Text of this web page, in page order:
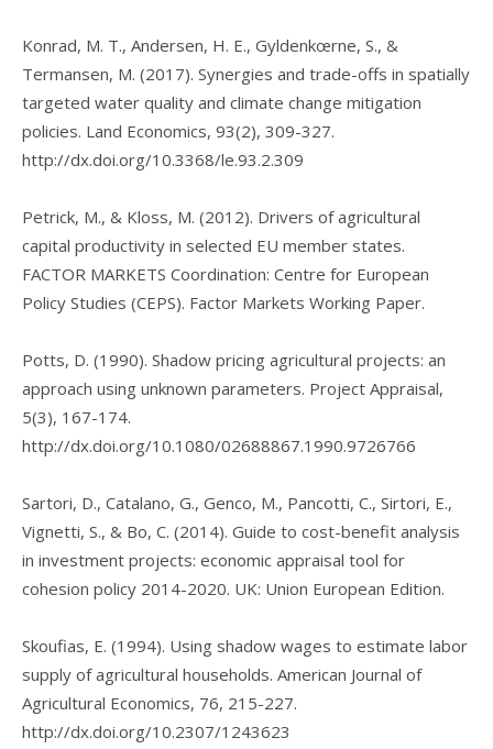
Konrad, M. T., Andersen, H. E., Gyldenkœrne, S., &
Termansen, M. (2017). Synergies and trade-offs in spatially
targeted water quality and climate change mitigation
policies. Land Economics, 93(2), 309-327.
http://dx.doi.org/10.3368/le.93.2.309
Petrick, M., & Kloss, M. (2012). Drivers of agricultural
capital productivity in selected EU member states.
FACTOR MARKETS Coordination: Centre for European
Policy Studies (CEPS). Factor Markets Working Paper.
Potts, D. (1990). Shadow pricing agricultural projects: an
approach using unknown parameters. Project Appraisal,
5(3), 167-174.
http://dx.doi.org/10.1080/02688867.1990.9726766
Sartori, D., Catalano, G., Genco, M., Pancotti, C., Sirtori, E.,
Vignetti, S., & Bo, C. (2014). Guide to cost-benefit analysis
in investment projects: economic appraisal tool for
cohesion policy 2014-2020. UK: Union European Edition.
Skoufias, E. (1994). Using shadow wages to estimate labor
supply of agricultural households. American Journal of
Agricultural Economics, 76, 215-227.
http://dx.doi.org/10.2307/1243623